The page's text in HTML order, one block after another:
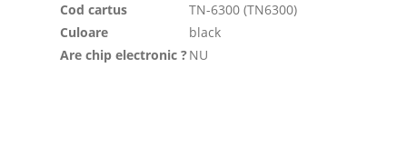
Cod cartus
TN-6300 (TN6300)
Culoare
black
Are chip electronic ?NU